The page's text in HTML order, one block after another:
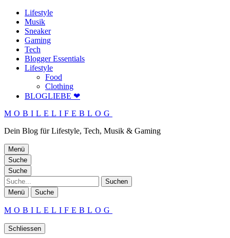
Lifestyle
Musik
Sneaker
Gaming
Tech
Blogger Essentials
Lifestyle
Food
Clothing
BLOGLIEBE ❤
MOBILELIFEBLOG
Dein Blog für Lifestyle, Tech, Musik & Gaming
Menü
Suche
Suche
Suche
Menü Suche
MOBILELIFEBLOG
Schliessen